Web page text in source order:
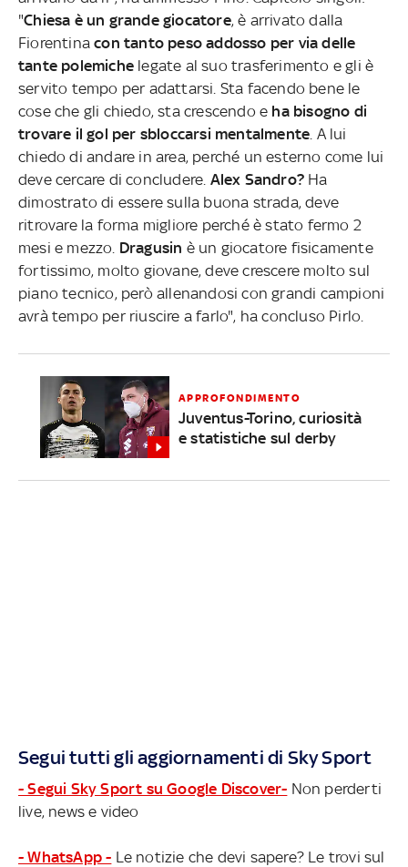
"Chiesa è un grande giocatore, è arrivato dalla
Fiorentinacon tanto peso addosso per via delle
tante polemiche legate al suo trasferimento e gli è
servito tempo per adattarsi. Sta facendo bene le
cose che gli chiedo, sta crescendo e ha bisogno di
trovare il gol per sbloccarsi mentalmente . A lui
chiedo di andare in area, perché un esterno come lui
deve cercare di concludere. Alex Sandro? Ha
dimostrato di essere sulla buona strada, deve
ritrovare la forma migliore perché è stato fermo 2
mesi e mezzo. Dragusin è un giocatore fisicamente
fortissimo, molto giovane, deve crescere molto sul
piano tecnico, però allenandosi con grandi campioni
avrà tempo per riuscire a farlo", ha concluso Pirlo.
APPROFONDIMENTO
Juventus-Torino, curiosità
e statistiche sul derby
Segui tutti gli aggiornamenti di Sky Sport
- Segui Sky Sport su Google Discover- Non perderti
live, news e video
- WhatsApp - Le notizie che devi sapere? Le trovi sul